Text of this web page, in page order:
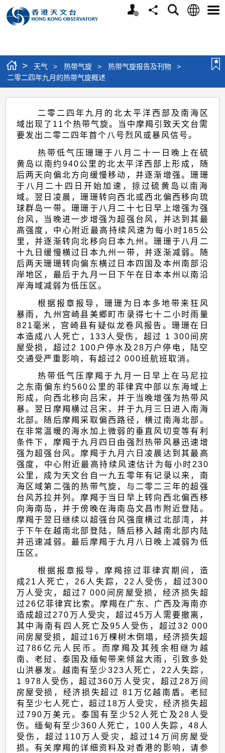
个
分
搜
语
选
> 天气 > 热带气旋 > 热带气旋报告及刊物
>
二零二四年九月的热带气旋概述
二
零
二
年
九
月
的
热
带
气
旋
概
述
二零二四年九月的北太平洋西部及南海区
域出现了11个热带气旋。当中摩羯引致天文台需
要发出二零二四年首个八号烈风或暴风信号。
热带低气压珊珊于八月二十一日晚上在硫
黄岛以南约940公里的北太平洋西部上形成，随
后两天向偏北方向缓慢移动，并逐渐增强。珊珊
于八月二十四日开始加速，掠过硫黄岛以南海
域。翌日凌晨，珊珊转向西北或西北偏西移向琉
球群岛一带。珊珊于八月二十七日早上增强为强
台风，当晚进一步增强为超强台风，并达到其最
高强度，中心附近最高持续风速为每小时185公
里，并逐渐转向北移向日本九州。珊珊于八月二
十九日缓慢横过日本九州一带，并逐渐减弱。随
后两天珊珊转向偏东横过日本四国及本州南部沿
岸地区，最后于九月一日下午在日本本州以南沿
岸海域减弱为低压区。
根据报章报导，珊珊为日本多地带来狂风
暴雨，九州宫崎县美郷町市录得七十二小时雨量
821毫米，宫崎县有疑似龙卷风报告。珊珊在日
本造成八人死亡，133人受伤，超过 1 300间房
屋受损，超过2 100户停水及28万户停电，陆空
交通受严重影响，有超过2 000班航班取消。
热带低气压摩羯于九月一日早上在马尼拉
之东南偏东约560公里的菲律宾中部以东海域上
形成，向西北移向吕宋，并于当晚增强为热带风
暴。翌日摩羯横过吕宋，并于九月三日进入南海
北部。随后摩羯采取偏西路径，横过南海北部。
在非常温暖的海水加上微弱的垂直风切变等有利
条件下，摩羯于九月四日由强烈热带风暴迅速增
强为超强台风。摩羯于九月六日凌晨达到其最高
强度，中心附近最高持续风速估计为每小时230
公里，成为天文台自一九五零年有记录以来，南
海区域第二强的热带气旋，与二零二三年的超强
台风苏拉并列。摩羯于当日早上转向西北偏西移
向海南岛，并于傍晚在海南岛文昌市附近登陆。
摩羯于翌日继续以超强台风强度横过北部湾，并
于下午在越南北部登陆，随后移入越南北部内陆
并迅速减弱。最后摩羯于九月八日晚上减弱为低
压区。
根据报章报导，摩羯掠过菲律宾期间，造
成21人死亡，26人失踪，22人受伤，超过300
万人受灾，超过7 000间房屋受损，经济损失超
过26亿菲律宾比索。摩羯在广东、广西及海南亦
造成超过270万人受灾，超过45万人需要撤离，
其中海南有四人死亡及95人受伤，超过32 000
间房屋受损，超过16万棵树木倒塌，经济损失超
过786亿元人民币。而摩羯及其残余相继为越
南、老挝、泰国及缅甸带来倾盆大雨，引致多处
山洪暴发。越南有至少323人死亡，22人失踪，
1 978人受伤，超过360万人受灾，超过28万间
房屋受损，经济损失超过 81万亿越南盾。老挝
有至少七人死亡，超过18万人受灾，经济损失超
过790万美元。泰国有至少52人死亡及28人受
伤。缅甸有至少360人死亡，100人失踪，48人
受伤，超过110万人受灾，超过14万间房屋受
损。有关摩羯的详细资料及对香港的影响，请参